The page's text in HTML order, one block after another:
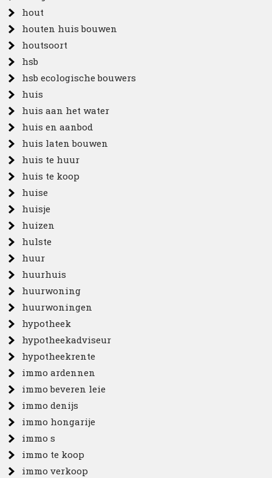
hout
houten huis bouwen
houtsoort
hsb
hsb ecologische bouwers
huis
huis aan het water
huis en aanbod
huis laten bouwen
huis te huur
huis te koop
huise
huisje
huizen
hulste
huur
huurhuis
huurwoning
huurwoningen
hypotheek
hypotheekadviseur
hypotheekrente
immo ardennen
immo beveren leie
immo denijs
immo hongarije
immo s
immo te koop
immo verkoop